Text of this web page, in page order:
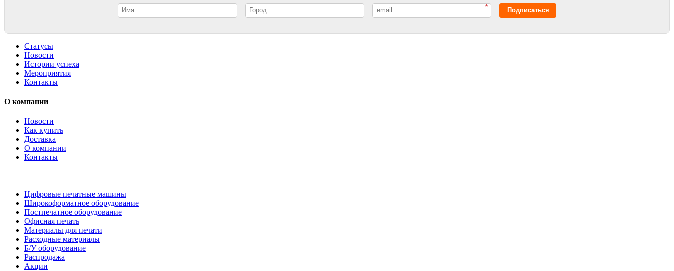
* Подписаться
Статусы
Новости
Истории успеха
Мероприятия
Контакты
О компании
Новости
Как купить
Доставка
О компании
Контакты
Цифровые печатные машины
Широкоформатное оборудование
Постпечатное оборудование
Офисная печать
Материалы для печати
Расходные материалы
Б/У оборудование
Распродажа
Акции